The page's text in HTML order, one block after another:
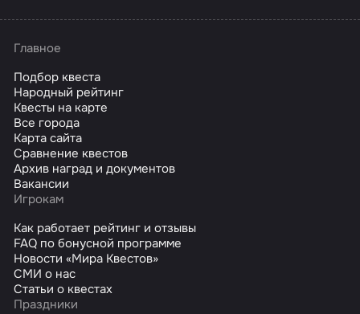
Главное
Подбор квеста
Народный рейтинг
Квесты на карте
Все города
Карта сайта
Сравнение квестов
Архив наград и документов
Вакансии
Игрокам
Как работает рейтинг и отзывы
FAQ по бонусной программе
Новости «Мира Квестов»
СМИ о нас
Статьи о квестах
Праздники